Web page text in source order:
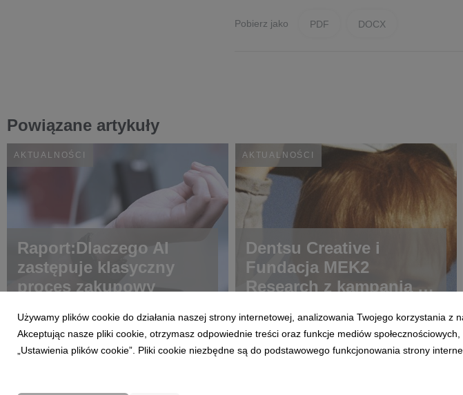
Pobierz jako PDF DOCX
Powiązane artykuły
AKTUALNOŚCI
Raport:Dlaczego AI
zastępuje klasyczny
proces zakupowy
AKTUALNOŚCI
Dentsu Creative i
Fundacja MEK2
Research z kampanią o
Używamy plików cookie do działania naszej strony internetowej, analizowania Twojego korzystania
Akceptując nasze pliki cookie, otrzymasz odpowiednie treści oraz funkcje mediów
„Ustawienia plików cookie”. Pliki cookie niezbędne są do podstawowego funkcjonowania strony